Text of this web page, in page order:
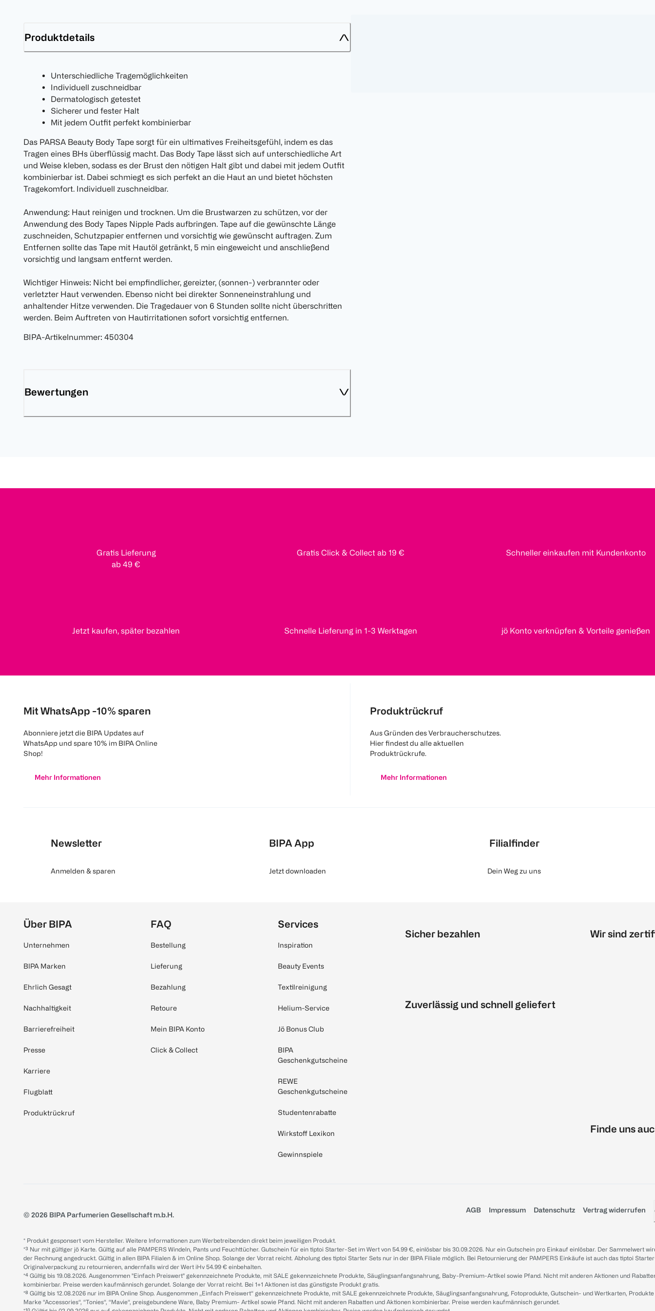
Produktdetails
Unterschiedliche Tragemöglichkeiten
Individuell zuschneidbar
Dermatologisch getestet
Sicherer und fester Halt
Mit jedem Outfit perfekt kombinierbar
Das PARSA Beauty Body Tape sorgt für ein ultimatives Freiheitsgefühl, indem es das
Tragen eines BHs überflüssig macht. Das Body Tape lässt sich auf unterschiedliche Art
und Weise kleben, sodass es der Brust den nötigen Halt gibt und dabei mit jedem Outfit
kombinierbar ist. Dabei schmiegt es sich perfekt an die Haut an und bietet höchsten
Tragekomfort. Individuell zuschneidbar.
Anwendung: Haut reinigen und trocknen. Um die Brustwarzen zu schützen, vor der
Anwendung des Body Tapes Nipple Pads aufbringen. Tape auf die gewünschte Länge
zuschneiden, Schutzpapier entfernen und vorsichtig wie gewünscht auftragen. Zum
Entfernen sollte das Tape mit Hautöl getränkt, 5 min eingeweicht und anschließend
vorsichtig und langsam entfernt werden.
Wichtiger Hinweis: Nicht bei empfindlicher, gereizter, (sonnen-) verbrannter oder
verletzter Haut verwenden. Ebenso nicht bei direkter Sonneneinstrahlung und
anhaltender Hitze verwenden. Die Tragedauer von 6 Stunden sollte nicht überschritten
werden. Beim Auftreten von Hautirritationen sofort vorsichtig entfernen.
BIPA-Artikelnummer: 450304
Bewertungen
Gratis Lieferung
ab 49 €
Gratis Click & Collect ab 19 € Schneller einkaufen mit Kundenkonto
Jetzt kaufen, später bezahlen Schnelle Lieferung in 1-3 Werktagen jö Konto verknüpfen & Vorteile genießen
Mit WhatsApp -10% sparen
Abonniere jetzt die BIPA Updates auf
WhatsApp und spare 10% im BIPA Online
Shop!
Mehr Informationen
Produktrückruf
Aus Gründen des Verbraucherschutzes.
Hier findest du alle aktuellen
Produktrückrufe.
Mehr Informationen
Newsletter
Anmelden & sparen
BIPA App
Jetzt downloaden
Filialfinder
Dein Weg zu uns
Über BIPA
Unternehmen
BIPA Marken
Ehrlich Gesagt
Nachhaltigkeit
Barrierefreiheit
Presse
Karriere
Flugblatt
Produktrückruf
FAQ
Bestellung
Lieferung
Bezahlung
Retoure
Mein BIPA Konto
Click & Collect
Services
Inspiration
Beauty Events
Textilreinigung
Helium-Service
Jö Bonus Club
BIPA
Geschenkgutscheine
REWE
Geschenkgutscheine
Studentenrabatte
Wirkstoff Lexikon
Gewinnspiele
Sicher bezahlen
Zuverlässig und schnell geliefert
Wir sind
Finde uns
© 2026 BIPA Parfumerien Gesellschaft m.b.H.
AGB Impressum Datenschutz Vertrag widerrufen
* Produkt gesponsert vom Hersteller. Weitere Informationen zum Werbetreibenden direkt beim jeweiligen Produkt.
*³ Nur mit gültiger jö Karte. Gültig auf alle PAMPERS Windeln, Pants und Feuchttücher. Gutschein für ein tiptoi Starter-Set im Wert von 54.99 €, einlösbar bis 30.09.2026. Nur ein Gutschein pro Einkauf einlösbar. Der Sammelwert
der Rechnung angedruckt. Gültig in allen BIPA Filialen & im Online Shop. Solange der Vorrat reicht. Abholung des tiptoi Starter Sets nur in der BIPA Filiale möglich. Bei Retournierung der PAMPERS Einkäufe ist auch das tiptoi
Originalverpackung zu retournieren, andernfalls wird der Wert iHv 54.99 € einbehalten.
*⁴ Gültig bis 19.08.2026. Ausgenommen "Einfach Preiswert" gekennzeichnete Produkte, mit SALE gekennzeichnete Produkte, Säuglingsanfangsnahrung, Baby-Premium-Artikel sowie Pfand. Nicht mit anderen Aktionen und
kombinierbar. Preise werden kaufmännisch gerundet. Solange der Vorrat reicht. Bei 1+1 Aktionen ist das günstigste Produkt gratis.
*⁸ Gültig bis 12.08.2026 nur im BIPA Online Shop. Ausgenommen „Einfach Preiswert“ gekennzeichnete Produkte, mit SALE gekennzeichnete Produkte, Säuglingsanfangsnahrung, Fotoprodukte, Gutschein- und Wertkarten,
Marke “Accessories“, “Tonies“, “Mavie“, preisgebundene Ware, Baby Premium- Artikel sowie Pfand. Nicht mit anderen Rabatten und Aktionen kombinierbar. Preise werden kaufmännisch gerundet.